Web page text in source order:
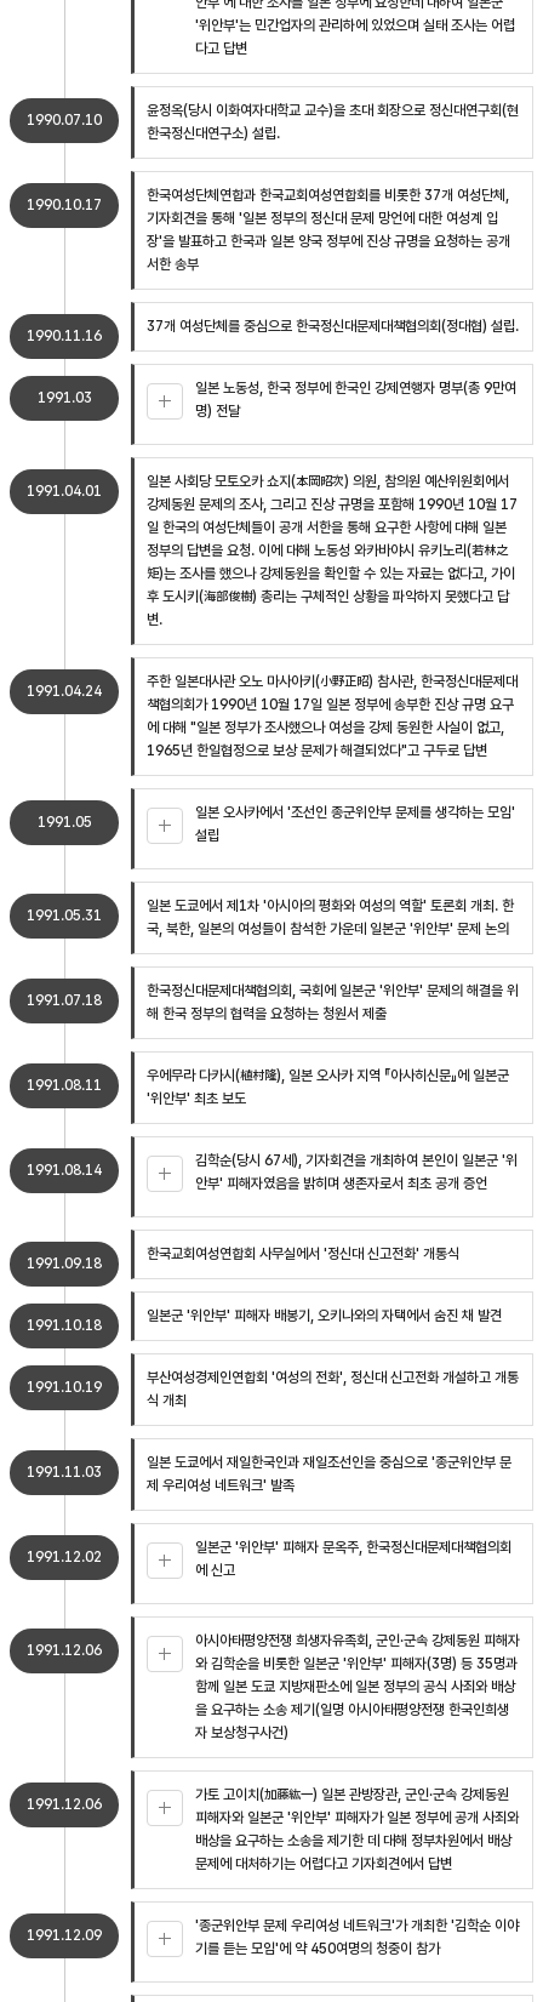
'위안부'는 민간업자의 관리하에 있었으며 실태 조사는 어렵
다고 답변
1990.07.10
윤정옥(당시 이화여자대학교 교수)을 초대 회장으로 정신대연구회(현
한국정신대연구소) 설립.
1990.10.17
한국여성단체연합과 한국교회여성연합회를 비롯한 37개 여성단체,
기자회견을 통해 '일본 정부의 정신대 문제 망언에 대한 여성계 입
장'을 발표하고 한국과 일본 양국 정부에 진상 규명을 요청하는 공개
서한 송부
1990.11.16
37개 여성단체를 중심으로 한국정신대문제대책협의회(정대협) 설립.
1991.03
일본 노동성, 한국 정부에 한국인 강제연행자 명부(총 9만여
명) 전달
1991.04.01
일본 사회당 모토오카 쇼지(本岡昭次) 의원, 참의원 예산위원회에서
강제동원 문제의 조사, 그리고 진상 규명을 포함해 1990년 10월 17
일 한국의 여성단체들이 공개 서한을 통해 요구한 사항에 대해 일본
정부의 답변을 요청. 이에 대해 노동성 와카바야시 유키노리(若林之
矩)는 조사를 했으나 강제동원을 확인할 수 있는 자료는 없다고, 가이
후 도시키(海部俊樹) 총리는 구체적인 상황을 파악하지 못했다고 답
변.
1991.04.24
주한 일본대사관 오노 마사아키(小野正昭) 참사관, 한국정신대문제대
책협의회가 1990년 10월 17일 일본 정부에 송부한 진상 규명 요구
에 대해 "일본 정부가 조사했으나 여성을 강제 동원한 사실이 없고,
1965년 한일협정으로 보상 문제가 해결되었다"고 구두로 답변
1991.05
일본 오사카에서 '조선인 종군위안부 문제를 생각하는 모임'
설립
1991.05.31
일본 도쿄에서 제1차 '아시아의 평화와 여성의 역할' 토론회 개최. 한
국, 북한, 일본의 여성들이 참석한 가운데 일본군 '위안부' 문제 논의
1991.07.18
한국정신대문제대책협의회, 국회에 일본군 '위안부' 문제의 해결을 위
해 한국 정부의 협력을 요청하는 청원서 제출
1991.08.11
우에무라 다카시(植村隆), 일본 오사카 지역 『아사히신문』에 일본군
'위안부' 최초 보도
1991.08.14
김학순(당시 67세), 기자회견을 개최하여 본인이 일본군 '위
안부' 피해자였음을 밝히며 생존자로서 최초 공개 증언
1991.09.18
한국교회여성연합회 사무실에서 '정신대 신고전화' 개통식
1991.10.18
일본군 '위안부' 피해자 배봉기, 오키나와의 자택에서 숨진 채 발견
1991.10.19
부산여성경제인연합회 '여성의 전화', 정신대 신고전화 개설하고 개통
식 개최
1991.11.03
일본 도쿄에서 재일한국인과 재일조선인을 중심으로 '종군위안부 문
제 우리여성 네트워크' 발족
1991.12.02
일본군 '위안부' 피해자 문옥주, 한국정신대문제대책협의회
에 신고
1991.12.06
아시아태평양전쟁 희생자유족회, 군인·군속 강제동원 피해자
와 김학순을 비롯한 일본군 '위안부' 피해자(3명) 등 35명과
함께 일본 도쿄 지방재판소에 일본 정부의 공식 사죄와 배상
을 요구하는 소송 제기(일명 아시아태평양전쟁 한국인희생
자 보상청구사건)
1991.12.06
가토 고이치(加藤紘一) 일본 관방장관, 군인·군속 강제동원
피해자와 일본군 '위안부' 피해자가 일본 정부에 공개 사죄와
배상을 요구하는 소송을 제기한 데 대해 정부차원에서 배상
문제에 대처하기는 어렵다고 기자회견에서 답변
1991.12.09
'종군위안부 문제 우리여성 네트워크'가 개최한 '김학순 이야
기를 듣는 모임'에 약 450여명의 청중이 참가